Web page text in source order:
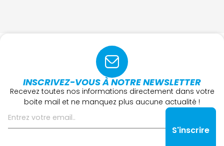
INSCRIVEZ-VOUS À NOTRE NEWSLETTER
Recevez toutes nos informations directement dans votre
boite mail et ne manquez plus aucune actualité !